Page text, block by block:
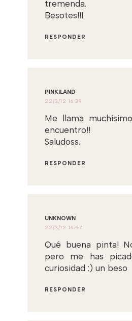
tremenda.
Besotes!!!
RESPONDER
PINKILAND
22/3/12 16:39
Me llama
encuentro!!
Saludoss.
RESPONDER
UNKNOWN
22/3/12 16:57
Qué buena pinta!
pero me has
curiosidad :) un beso
RESPONDER